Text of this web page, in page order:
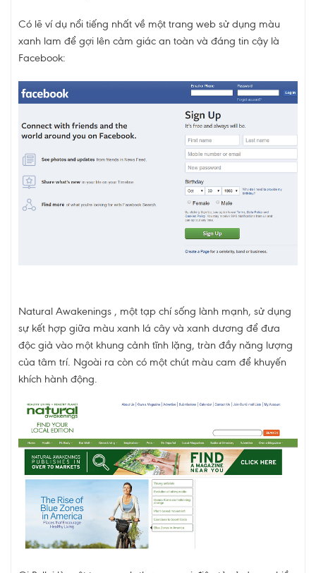
Có lẽ ví dụ nổi tiếng nhất về một trang web sử dụng màu
xanh lam để gợi lên cảm giác an toàn và đáng tin cậy là
Facebook:
Natural Awakenings , một tạp chí sống lành mạnh, sử dụng
sự kết hợp giữa màu xanh lá cây và xanh dương để đưa
độc giả vào một khung cảnh tĩnh lặng, tràn đầy năng lượng
của tâm trí. Ngoài ra còn có một chút màu cam để khuyến
khích hành động.